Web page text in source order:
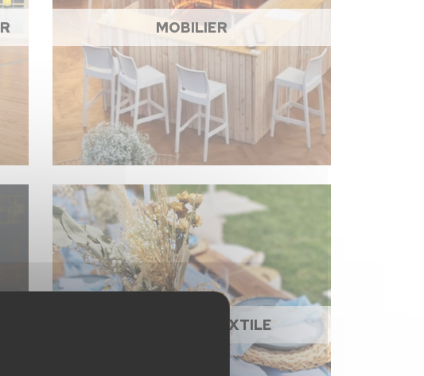
MOBILIER
NAPPAGE ET TEXTILE